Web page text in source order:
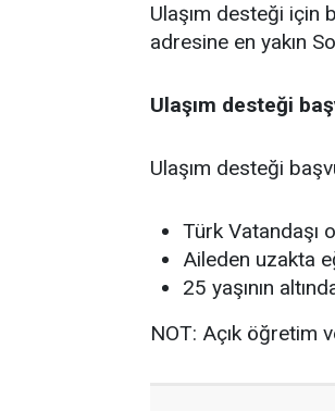
Ulaşım desteği için
adresine en yakın
Ulaşım desteği
Ulaşım desteği
Türk Vatandaşı
Aileden uzakta
25 yaşının
NOT: Açık öğretim